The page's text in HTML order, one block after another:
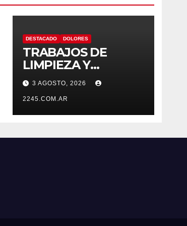
DESTACADO DOLORES
TRABAJOS DE
LIMPIEZA Y
MANTENIMIENTO
EN EL CANAL LA
PICASA
3 AGOSTO, 2026
2245.COM.AR